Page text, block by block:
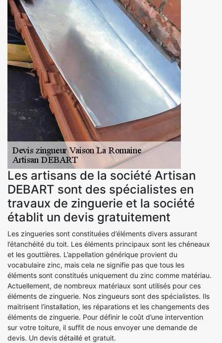
Les artisans de la société Artisan
DEBART sont des spécialistes en
travaux de zinguerie et la société
établit un devis gratuitement
Les zingueries sont constituées d’éléments divers assurant
l’étanchéité du toit. Les éléments principaux sont les chéneaux
et les gouttières. L’appellation générique provient du
vocabulaire zinc, mais cela ne signifie pas que tous les
éléments sont constitués uniquement du zinc comme matériau.
Actuellement, de nombreux matériaux sont utilisés pour ces
éléments de zinguerie. Nos zingueurs sont des spécialistes. Ils
maitrisent l’installation, les réparations et les changements des
éléments de zinguerie. Pour définir le coût d’une intervention
sur votre toiture, il suffit de nous envoyer une demande de
devis. Un devis détaillé et gratuit.